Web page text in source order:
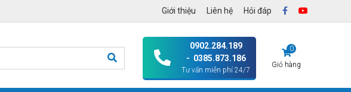
Giới thiệu Liên hệ Hỏi đáp
0902.284.189
- 0385.873.186
Tư vấn miễn phí 24/7
Giỏ hàng
0